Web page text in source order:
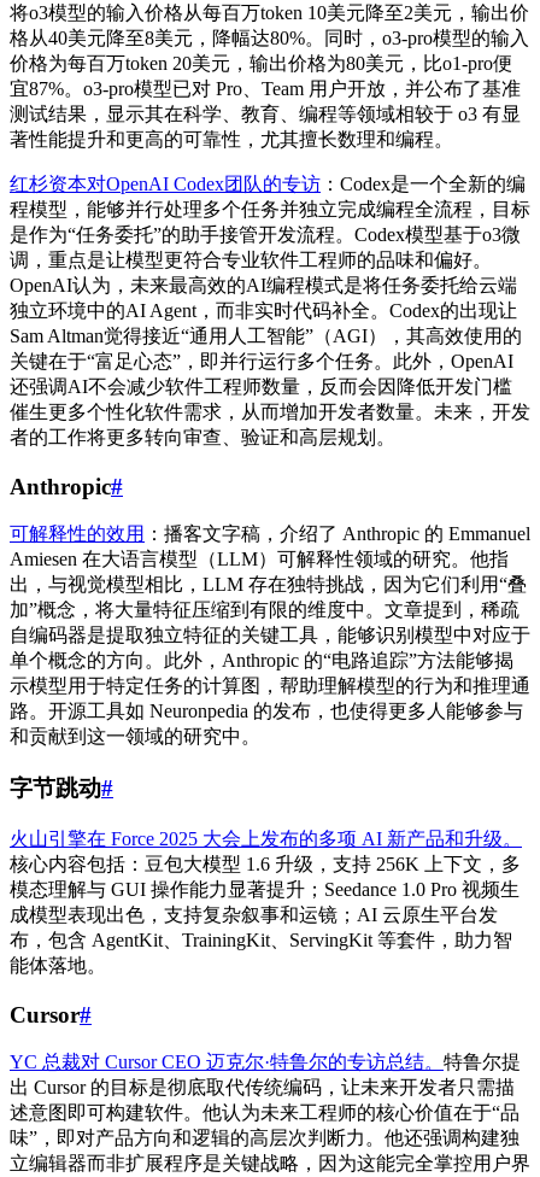
将o3模型的输入价格从每百万token 10美元降至2美元，输出价
格从40美元降至8美元，降幅达80%。同时，o3-pro模型的输入
价格为每百万token 20美元，输出价格为80美元，比o1-pro便
宜87%。o3-pro模型已对 Pro、Team 用户开放，并公布了基准
测试结果，显示其在科学、教育、编程等领域相较于 o3 有显
著性能提升和更高的可靠性，尤其擅长数理和编程。
红杉资本对OpenAI Codex团队的专访 ：Codex是一个全新的编
程模型，能够并行处理多个任务并独立完成编程全流程，目标
是作为“任务委托”的助手接管开发流程。Codex模型基于o3微
调，重点是让模型更符合专业软件工程师的品味和偏好。
OpenAI认为，未来最高效的AI编程模式是将任务委托给云端
独立环境中的AI Agent，而非实时代码补全。Codex的出现让
Sam Altman觉得接近“通用人工智能”（AGI），其高效使用的
关键在于“富足心态”，即并行运行多个任务。此外，OpenAI
还强调AI不会减少软件工程师数量，反而会因降低开发门槛
催生更多个性化软件需求，从而增加开发者数量。未来，开发
者的工作将更多转向审查、验证和高层规划。
Anthropic#
可解释性的效用 ：播客文字稿，介绍了 Anthropic 的 Emmanuel
Amiesen 在大语言模型（LLM）可解释性领域的研究。他指
出，与视觉模型相比，LLM 存在独特挑战，因为它们利用“叠
加”概念，将大量特征压缩到有限的维度中。文章提到，稀疏
自编码器是提取独立特征的关键工具，能够识别模型中对应于
单个概念的方向。此外，Anthropic 的“电路追踪”方法能够揭
示模型用于特定任务的计算图，帮助理解模型的行为和推理通
路。开源工具如 Neuronpedia 的发布，也使得更多人能够参与
和贡献到这一领域的研究中。
字节跳动#
火山引擎在 Force 2025 大会上发布的多项 AI 新产品和升级。
核心内容包括：豆包大模型 1.6 升级，支持 256K 上下文，多
模态理解与 GUI 操作能力显著提升；Seedance 1.0 Pro 视频生
成模型表现出色，支持复杂叙事和运镜；AI 云原生平台发
布，包含 AgentKit、TrainingKit、ServingKit 等套件，助力智
能体落地。
Cursor#
YC 总裁对 Cursor CEO 迈克尔·特鲁尔的专访总结。 特鲁尔提
出 Cursor 的目标是彻底取代传统编码，让未来开发者只需描
述意图即可构建软件。他认为未来工程师的核心价值在于“品
味”，即对产品方向和逻辑的高层次判断力。他还强调构建独
立编辑器而非扩展程序是关键战略，因为这能完全掌控用户界